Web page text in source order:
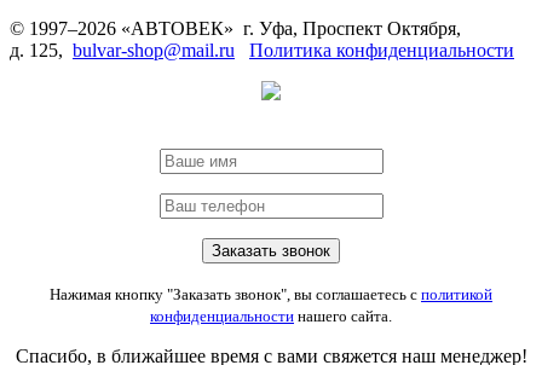
© 1997–2026 «АВТОВЕК» г. Уфа, Проспект Октября,
д. 125, bulvar-shop@mail.ru Политика конфиденциальности
Нажимая кнопку "Заказать звонок", вы соглашаетесь с политикой
конфиденциальности нашего сайта.
Спасибо, в ближайшее время с вами свяжется наш менеджер!